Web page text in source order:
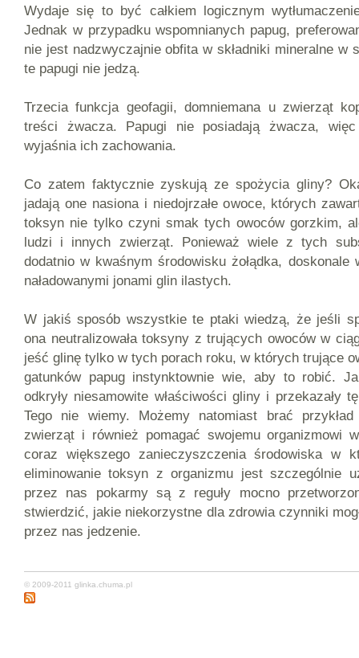
Wydaje się to być całkiem logicznym
Jednak w przypadku wspomnianych papug,
nie jest nadzwyczajnie obfita w składniki mineralne w
te papugi nie jedzą.
Trzecia funkcja geofagii, domniemana u zwierząt
treści żwacza. Papugi nie posiadają żwacza,
wyjaśnia ich zachowania.
Co zatem faktycznie zyskują ze spożycia gliny?
jadają one nasiona i niedojrzałe owoce, których
toksyn nie tylko czyni smak tych owoców gorzkim,
ludzi i innych zwierząt. Ponieważ wiele z tych
dodatnio w kwaśnym środowisku żołądka,
naładowanymi jonami glin ilastych.
W jakiś sposób wszystkie te ptaki wiedzą, że jeśli
ona neutralizowała toksyny z trujących owoców w
jeść glinę tylko w tych porach roku, w których trujące
gatunków papug instynktownie wie, aby to robić.
odkryły niesamowite właściwości gliny i przekazały
Tego nie wiemy. Możemy natomiast brać
zwierząt i również pomagać swojemu organizmowi
coraz większego zanieczyszczenia środowiska w
eliminowanie toksyn z organizmu jest szczególnie
przez nas pokarmy są z reguły mocno
stwierdzić, jakie niekorzystne dla zdrowia czynniki
przez nas jedzenie.
© 2009-2011 glinka.chuma.pl